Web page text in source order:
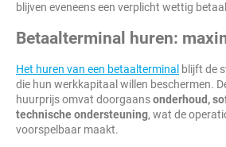
blijven eveneens een verplicht wettig
Betaalterminal huren:
Het huren van een betaalterminal blijft de
die hun werkkapitaal willen beschermen.
huurprijs omvat doorgaansonderhoud,
technische ondersteuning, wat de
voorspelbaar maakt.